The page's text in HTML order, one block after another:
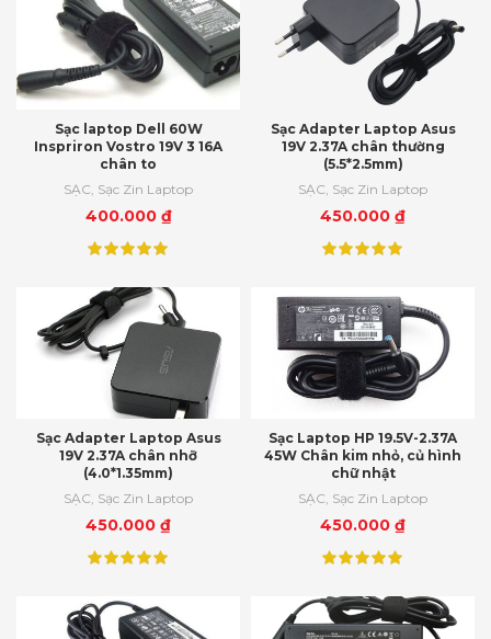
Sạc laptop Dell 60W
Inspriron Vostro 19V 3 16A
chân to
SẠC, Sạc Zin Laptop
400.000 ₫
Sạc Adapter Laptop Asus
19V 2.37A chân thường
(5.5*2.5mm)
SẠC, Sạc Zin Laptop
450.000 ₫
Sạc Adapter Laptop Asus
19V 2.37A chân nhỡ
(4.0*1.35mm)
SẠC, Sạc Zin Laptop
450.000 ₫
Sạc Laptop HP 19.5V-2.37A
45W Chân kim nhỏ, củ hình
chữ nhật
SẠC, Sạc Zin Laptop
450.000 ₫